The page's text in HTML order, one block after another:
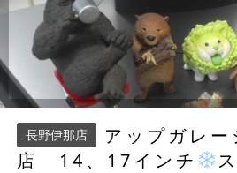
長野伊那店
アップガレー
店 14、17インチ